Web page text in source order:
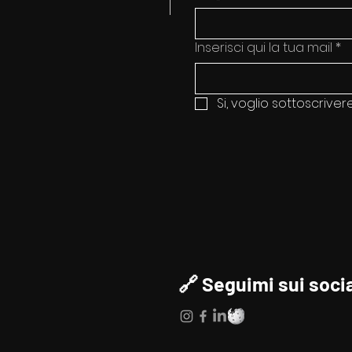
Inserisci qui la tua mail *
Si, voglio
🔗 Seguimi sui